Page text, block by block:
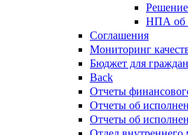
НПА об
Соглашения
Мониторинг
Бюджет для граждан
Back
Отчеты
Отчеты об
Отчеты об